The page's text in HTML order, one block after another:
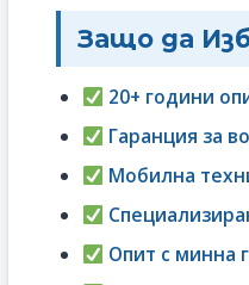
Защо да
20+ години
Гаранция за
Мобилна
Опит с минна